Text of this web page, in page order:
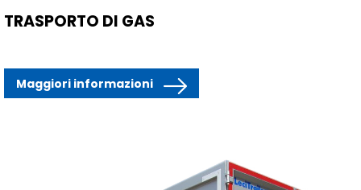
TRASPORTO DI GAS
Maggiori informazioni